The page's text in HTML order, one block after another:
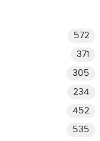
572
371
305
234
452
535